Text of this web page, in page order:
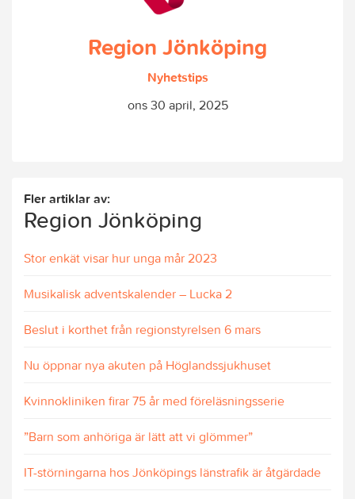
Region Jönköping
Nyhetstips
ons 30 april, 2025
Fler artiklar av:
Region Jönköping
Stor enkät visar hur unga mår 2023
Musikalisk adventskalender – Lucka 2
Beslut i korthet från regionstyrelsen 6 mars
Nu öppnar nya akuten på Höglandssjukhuset
Kvinnokliniken firar 75 år med föreläsningsserie
”Barn som anhöriga är lätt att vi glömmer”
IT-störningarna hos Jönköpings länstrafik är åtgärdade